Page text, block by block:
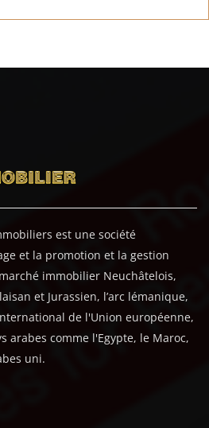
est une société
et la promotion et la gestion
immobilier Neuchâtelois,
et Jurassien, l’arc lémanique,
de l'Union européenne,
arabes comme l'Egypte, le Maroc,
uni.